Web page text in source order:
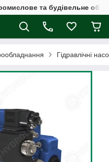
та будівельне
Гідравлічні